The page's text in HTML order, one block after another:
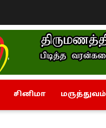
சினிமா மருத்துவம்